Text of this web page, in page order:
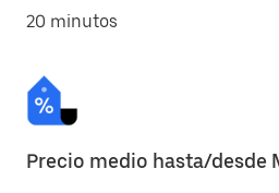
20 minutos
Precio medio hasta/desde